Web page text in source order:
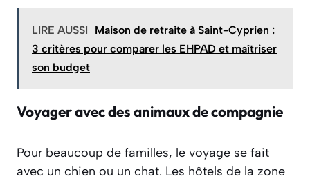
LIRE AUSSI
Maison de retraite à Saint-Cyprien :
3 critères pour comparer les EHPAD et maîtriser
son budget
Voyager avec des animaux de compagnie
Pour beaucoup de familles, le voyage se fait
avec un chien ou un chat. Les hôtels de la zone